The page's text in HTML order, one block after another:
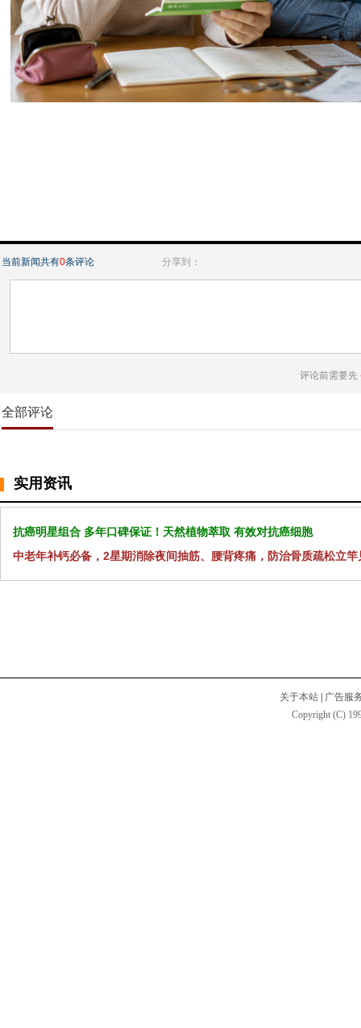
当前新闻共有0条评论 分享到：
评论前需要先
全部评论
实用资讯
抗癌明星组合 多年口碑保证！天然植物萃取 有效对抗癌细胞
中老年补钙必备，2星期消除夜间抽筋、腰背疼痛，防治骨质疏松立竿
关于本站
广告服
Copyright (C)